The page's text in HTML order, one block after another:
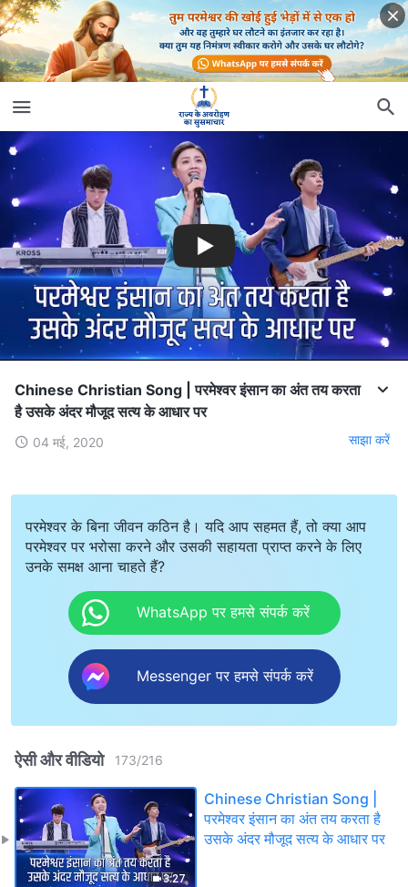
Chinese Christian Song | परमेश्वर इंसान का अंत तय करता
है उसके अंदर मौजूद सत्य के आधार पर
04 मई, 2020 साझा करें
परमेश्वर के बिना जीवन कठिन है। यदि आप सहमत हैं, तो क्या आप
परमेश्वर पर भरोसा करने और उसकी सहायता प्राप्त करने के लिए
उनके समक्ष आना चाहते हैं?
WhatsApp पर हमसे संपर्क करें
Messenger पर हमसे संपर्क करें
ऐसी और वीडियो 173/216
3:27
Chinese Christian Song |
परमेश्वर इंसान का अंत तय करता है
उसके अंदर मौजूद सत्य के आधार पर